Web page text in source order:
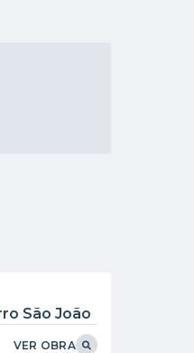
São João
VER OBRA